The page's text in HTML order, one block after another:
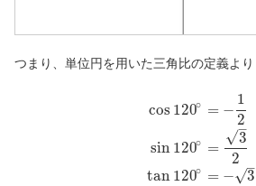
つまり、単位円を用いた三角比の定義より
cos 120∘
sin 120∘
tan 120∘
= −
1
2
=
3
–
√
2
= − 3
–
√